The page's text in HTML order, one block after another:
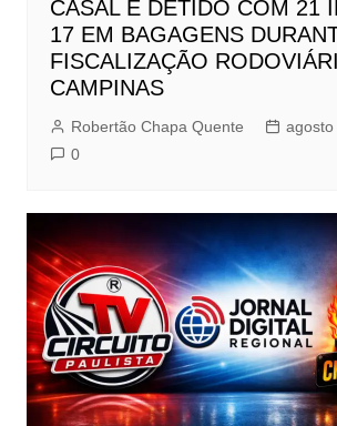
CASAL É DETIDO COM 21
17 EM BAGAGENS
FISCALIZAÇÃO
CAMPINAS
Robertão Chapa Quente
agosto
0